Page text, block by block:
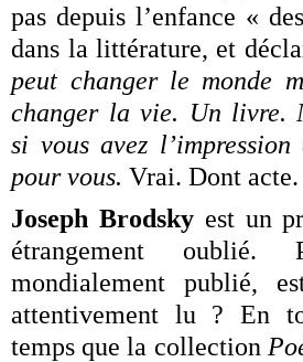
pas depuis l’enfance «
dans la littérature, et
peut changer le monde
changer la vie. Un livre.
si vous avez
pour vous. Vrai. Dont acte.
Joseph Brodskyest un
étrangement oublié.
mondialement publié,
attentivement lu ? En
temps que la collection